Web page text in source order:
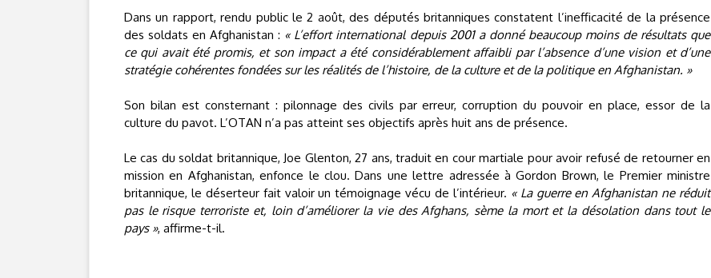
Dans un rapport, rendu public le 2 août, des députés britanniques constatent l’inefficacité de la présence
des soldats en Afghanistan : « L’effort international depuis 2001 a donné beaucoup moins de résultats que
ce qui avait été promis, et son impact a été considérablement affaibli par l’absence d’une vision et d’une
stratégie cohérentes fondées sur les réalités de l’histoire, de la culture et de la politique en Afghanistan. »
Son bilan est consternant : pilonnage des civils par erreur, corruption du pouvoir en place, essor de la
culture du pavot. L’OTAN n’a pas atteint ses objectifs après huit ans de présence.
Le cas du soldat britannique, Joe Glenton, 27 ans, traduit en cour martiale pour avoir refusé de retourner en
mission en Afghanistan, enfonce le clou. Dans une lettre adressée à Gordon Brown, le Premier ministre
britannique, le déserteur fait valoir un témoignage vécu de l’intérieur. « La guerre en Afghanistan ne réduit
pas le risque terroriste et, loin d’améliorer la vie des Afghans, sème la mort et la désolation dans tout le
pays », affirme-t-il.